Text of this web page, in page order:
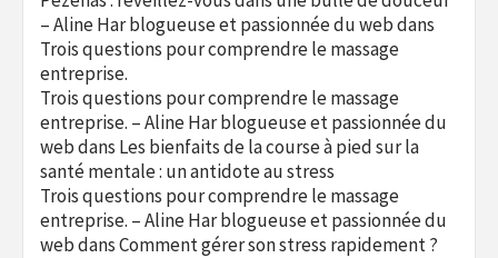
– Aline Har blogueuse et passionnée du webdans
Trois questions pour comprendre le massage
entreprise.
Trois questions pour comprendre le massage
entreprise. – Aline Har blogueuse et passionnée du
webdans Les bienfaits de la course à pied sur la
santé mentale : un antidote au stress
Trois questions pour comprendre le massage
entreprise. – Aline Har blogueuse et passionnée du
webdansComment gérer son stress rapidement ?